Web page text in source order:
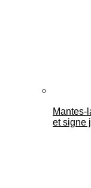
Mantes-
et signe